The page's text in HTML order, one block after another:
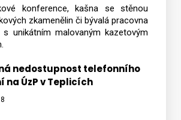
konference, kašna se stěnou
zkamenělin či bývalá pracovna
s unikátním malovaným kazetovým
nedostupnost telefonního
na ÚzP v Teplicích